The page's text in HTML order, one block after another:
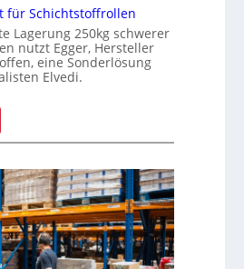
für Schichtstoffrollen
Lagerung 250kg schwerer
nutzt Egger, Hersteller
eine Sonderlösung
Elvedi.